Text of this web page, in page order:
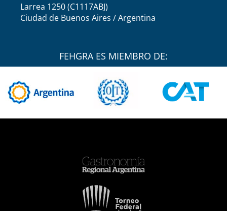
Larrea 1250 (C1117ABJ)
Ciudad de Buenos Aires / Argentina
FEHGRA ES MIEMBRO DE: